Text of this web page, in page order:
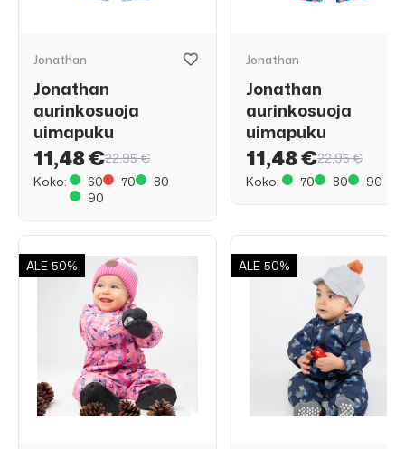
Jonathan
Jonathan
aurinkosuoja
uimapuku
11,48 €22,95 €
Koko:
60 70
80
90
Jonathan
Jonathan
aurinkosuoja
uimapuku
11,48 €22,95 €
Koko:
70 80 90
ALE 50% ALE 50%